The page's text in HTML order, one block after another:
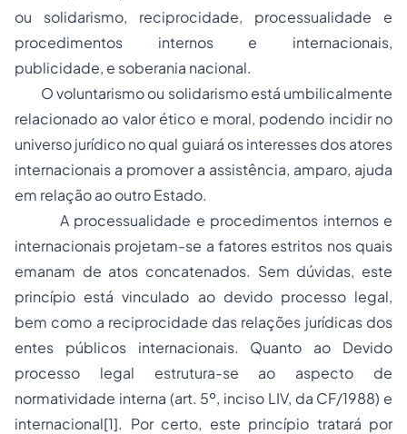
ou solidarismo, reciprocidade, processualidade e
procedimentos internos e internacionais,
publicidade, e soberania nacional.
O voluntarismo ou solidarismo está umbilicalmente
relacionado ao valor ético e moral, podendo incidir no
universo jurídico no qual guiará os interesses dos atores
internacionais a promover a assistência, amparo, ajuda
em relação ao outro Estado.
A processualidade e procedimentos internos e
internacionais projetam-se a fatores estritos nos quais
emanam de atos concatenados. Sem dúvidas, este
princípio está vinculado ao devido processo legal,
bem como a reciprocidade das relações jurídicas dos
entes públicos internacionais. Quanto ao Devido
processo legal estrutura-se ao aspecto de
normatividade interna (art. 5º, inciso LIV, da CF/1988) e
internacional[1]. Por certo, este princípio tratará por